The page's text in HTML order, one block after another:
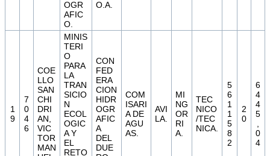
OGR
AFIC
O.
O.A.
1
9
7
0
4
6
COE
LLO
SAN
CHI
DRI
AN,
VIC
TOR
MAN
MINIS
TERI
O
PARA
LA
TRAN
SICIO
N
ECOL
OGIC
A Y
EL
RETO
CON
FED
ERA
CION
HIDR
OGR
AFIC
A
DEL
DUE
COM
ISARI
A DE
AGU
AS.
AVI
LA.
MI
NG
OR
RI
A.
TEC
NICO
/TEC
NICA.
5
6
1
1
5
8
2
2
0
6
4
4
5
0
4